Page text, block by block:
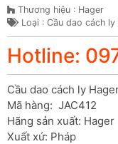
Thương hiệu : Hager
Loại : Cầu dao cách
Hotline:
Cầu dao cách ly
Mã hàng:  JAC412
Hãng sản xuất: Hager
Xuất xứ: Pháp